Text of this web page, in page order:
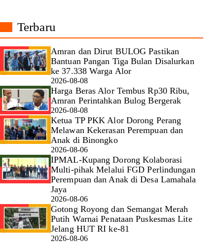
Terbaru
Amran dan Dirut BULOG Pastikan
Bantuan Pangan Tiga Bulan Disalurkan
ke 37.338 Warga Alor
2026-08-08
Harga Beras Alor Tembus Rp30 Ribu,
Amran Perintahkan Bulog Bergerak
2026-08-08
Ketua TP PKK Alor Dorong Perang
Melawan Kekerasan Perempuan dan
Anak di Binongko
2026-08-06
IPMAL-Kupang Dorong Kolaborasi
Multi-pihak Melalui FGD Perlindungan
Perempuan dan Anak di Desa Lamahala
Jaya
2026-08-06
Gotong Royong dan Semangat Merah
Putih Warnai Penataan Puskesmas Lite
Jelang HUT RI ke-81
2026-08-06